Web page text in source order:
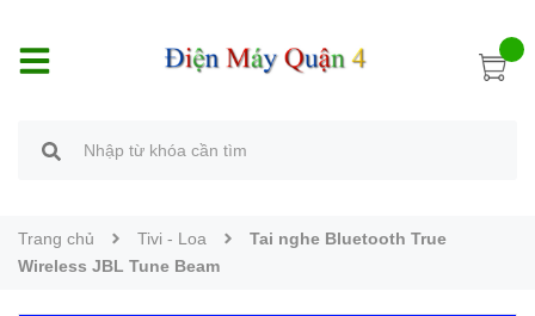
Trang chủ Tivi - Loa
Tai nghe Bluetooth True
Wireless JBL Tune Beam